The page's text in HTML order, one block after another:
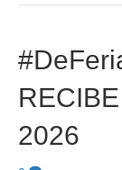
2026